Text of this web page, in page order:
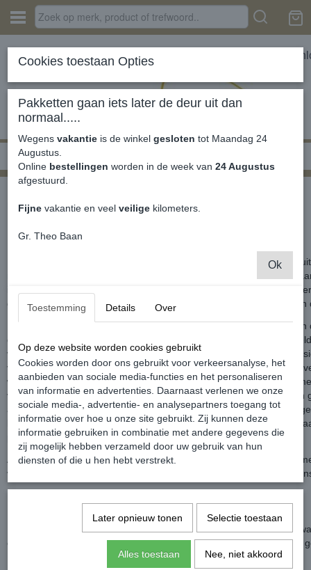
Home › Privacy verklaring van De Cargo Winkel
Privacybeleid De Caddy Winkel
https://www.decaddywinkel.nl/
Over ons privacybeleid
De Caddy Winkel geeft veel om uw privacy. Wij verwerken daarom
nodig hebben voor (het verbeteren van) onze dienstverlening en
informatie die wij over u en uw gebruik van onze diensten hebben
gegevens nooit voor commerciële doelstellingen ter beschikking aan
Dit privacybeleid is van toepassing op het gebruik van de website
dienstverlening van De Caddy Winkel. De ingangsdatum voor de
voorwaarden is 13/09/2023, met het publiceren van een nieuwe
van alle voorgaande versies. Dit privacybeleid beschrijft welke
worden verzameld, waar deze gegevens voor worden gebruikt en
voorwaarden deze gegevens eventueel met derden kunnen worden
aan u uit op welke wijze wij uw gegevens opslaan en hoe wij uw
beschermen en welke rechten u heeft met betrekking tot de door u
persoonsgegevens.
Als u vragen heeft over ons privacybeleid kunt u contact opnemen
voor privacyzaken, u vindt de contactgegevens aan het einde van
Over de gegevensverwerking
Hieronder kan u lezen op welke wijze wij uw gegevens verwerken,
opslaan, welke beveiligingstechnieken wij gebruiken en voor wie de
Cookies toestaan Opties
Pakketten gaan iets later de deur uit dan
normaal.....
Wegens vakantie is de winkel gesloten tot Maandag 24
Augustus.
Online bestellingen worden in de week van 24 Augustus
afgestuurd.
Fijne vakantie en veel veilige kilometers.
Gr. Theo Baan
Ok
Toestemming Details Over
Op deze website worden cookies gebruikt
Cookies worden door ons gebruikt voor verkeersanalyse, het
aanbieden van sociale media-functies en het personaliseren
van informatie en advertenties. Daarnaast verlenen we onze
sociale media-, advertentie- en analysepartners toegang tot
informatie over hoe u onze site gebruikt. Zij kunnen deze
informatie gebruiken in combinatie met andere gegevens die
zij mogelijk hebben verzameld door uw gebruik van hun
diensten of die u hen hebt verstrekt.
Later opnieuw tonen Selectie toestaan
Alles toestaan Nee, niet akkoord